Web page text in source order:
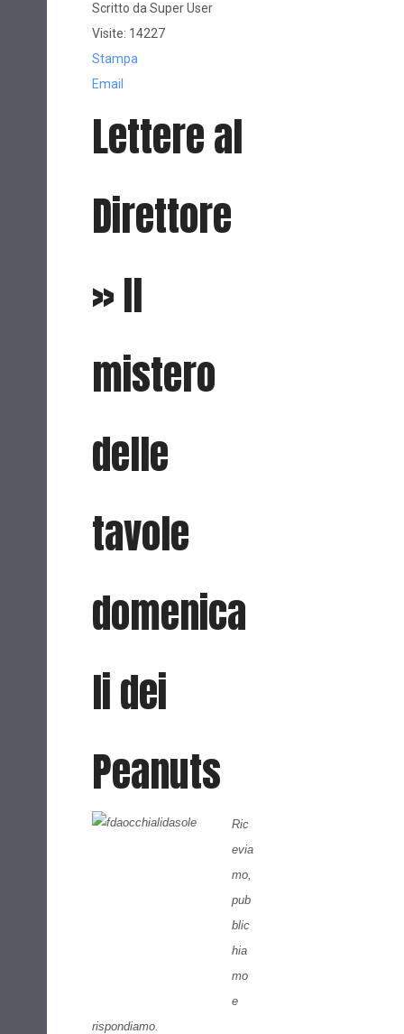
Scritto da Super User
Visite: 14227
Stampa
Email
Lettere al
Direttore
» Il
mistero
delle
tavole
domenica
li dei
Peanuts
Ric
evia
mo,
pub
blic
hia
mo
e
rispondiamo.